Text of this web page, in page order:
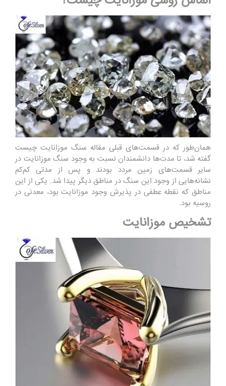
همان‌طور که در قسمت‌های قبلی مقاله سنگ موزانایت چیست
گفته شد، تا مدت‌ها دانشمندان نسبت به وجود سنگ موزانایت در
سایر قسمت‌های زمین مردد بودند و پس از مدتی کم‌کم
نشانه‌هایی از وجود این سنگ در مناطق دیگر پیدا شد. یکی از این
مناطق که نقطه عطفی در پذیرش وجود موزانایت بود، معدنی در
روسیه بود.
تشخیص موزانایت